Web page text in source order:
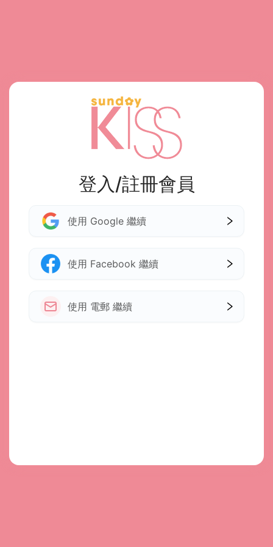
登入/註冊會員
使用 Google 繼續
使用 Facebook 繼續
使用 電郵 繼續